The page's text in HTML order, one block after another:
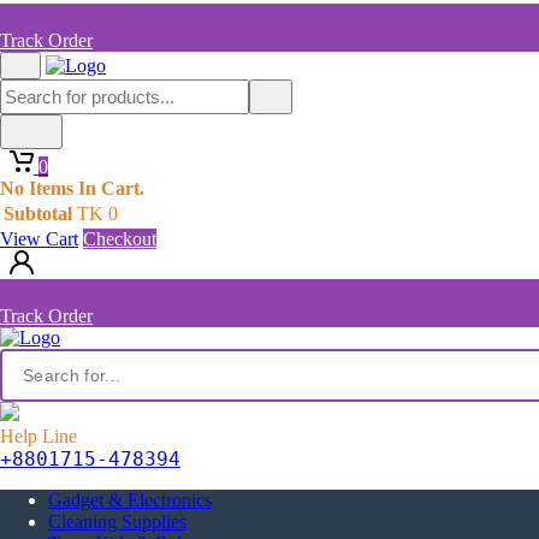
Track Order
0
No Items In Cart.
Subtotal TK 0
View Cart Checkout
Track Order
Help Line
+8801715-478394
Gadget & Electronics
Cleaning Supplies